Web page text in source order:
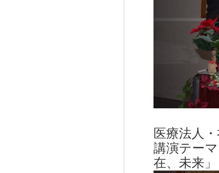
医療法人
講演テー
在、未来」